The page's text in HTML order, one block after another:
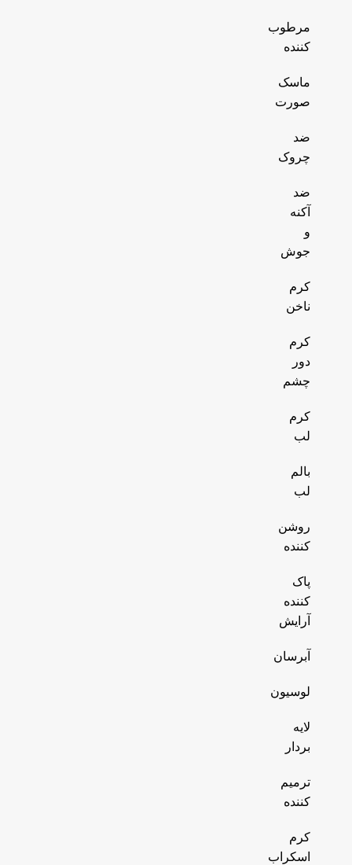
مرطوب
کننده
ماسک
صورت
ضد
چروک
ضد
آکنه
و
جوش
کرم
ناخن
کرم
دور
چشم
کرم
لب
بالم
لب
روشن
کننده
پاک
کننده
آرایش
آبرسان
لوسیون
لایه
بردار
ترمیم
کننده
کرم
اسکراب